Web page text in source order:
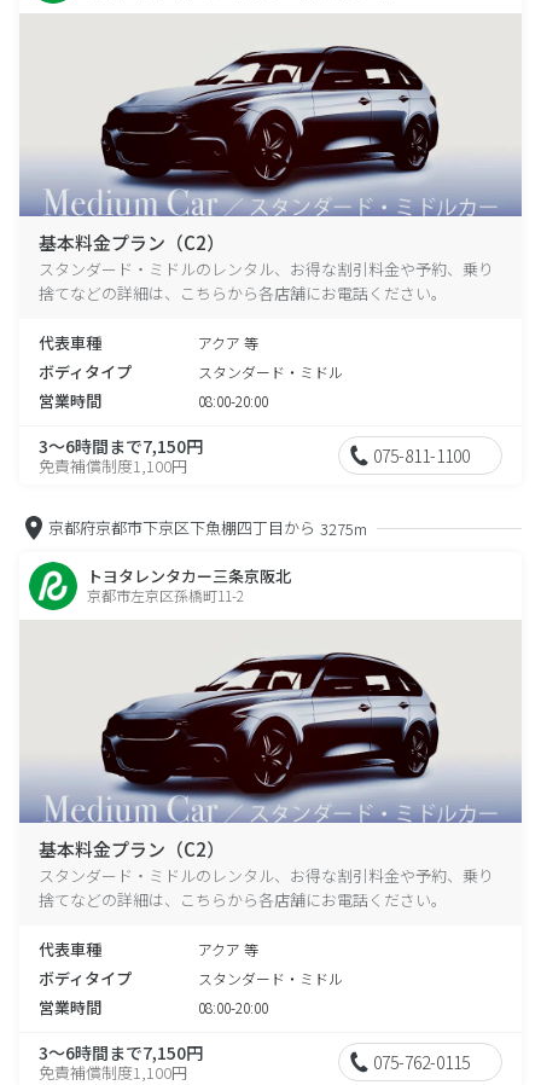
基本料金プラン（C2）
スタンダード・ミドルのレンタル、お得な割引料金や予約、乗り
捨てなどの詳細は、こちらから各店舗にお電話ください。
代表車種 アクア 等
ボディタイプ スタンダード・ミドル
営業時間 08:00-20:00
3～6時間まで7,150円
免責補償制度1,100円 075-811-1100
京都府京都市下京区下魚棚四丁目から 3275m
トヨタレンタカー三条京阪北
京都市左京区孫橋町11-2
基本料金プラン（C2）
スタンダード・ミドルのレンタル、お得な割引料金や予約、乗り
捨てなどの詳細は、こちらから各店舗にお電話ください。
代表車種 アクア 等
ボディタイプ スタンダード・ミドル
営業時間 08:00-20:00
3～6時間まで7,150円
免責補償制度1,100円 075-762-0115